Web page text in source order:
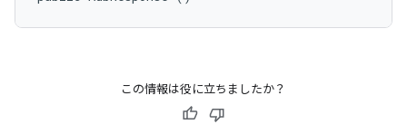
この情報は役に立ちましたか？